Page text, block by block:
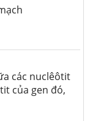
các nuclêôtit
của gen đó,